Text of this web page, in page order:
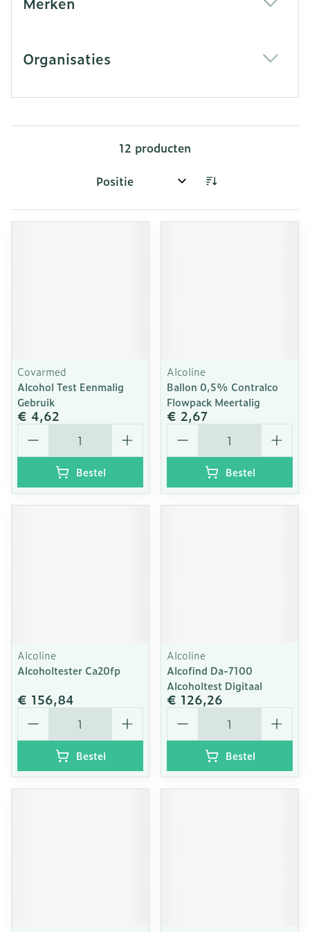
Organisaties
12 producten
Sorteer op:
Covarmed
Alcohol Test Eenmalig
Gebruik
€ 4,62
Aantal
Bestel
Alcoline
Ballon 0,5% Contralco
Flowpack Meertalig
€ 2,67
Aantal
Bestel
Alcoline
Alcoholtester Ca20fp
€ 156,84
Aantal
Bestel
Alcoline
Alcofind Da-7100
Alcoholtest Digitaal
€ 126,26
Aantal
Bestel